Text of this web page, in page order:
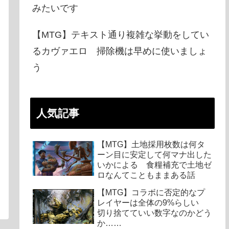
みたいです
【MTG】テキスト通り複雑な挙動をしてい
るカヴァエロ 掃除機は早めに使いましょ
う
人気記事
【MTG】土地採用枚数は何タ
ーン目に安定して何マナ出した
いかによる 食糧補充で土地ゼ
ロなんてこともままある話
【MTG】コラボに否定的なプ
レイヤーは全体の9%らしい
切り捨てていい数字なのかどう
か……